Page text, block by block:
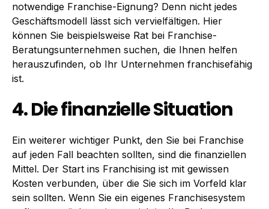
notwendige Franchise-Eignung? Denn nicht jedes
Geschäftsmodell lässt sich vervielfältigen. Hier
können Sie beispielsweise Rat bei Franchise-
Beratungsunternehmen suchen, die Ihnen helfen
herauszufinden, ob Ihr Unternehmen franchisefähig
ist.
4. Die finanzielle Situation
Ein weiterer wichtiger Punkt, den Sie bei Franchise
auf jeden Fall beachten sollten, sind die finanziellen
Mittel. Der Start ins Franchising ist mit gewissen
Kosten verbunden, über die Sie sich im Vorfeld klar
sein sollten. Wenn Sie ein eigenes Franchisesystem